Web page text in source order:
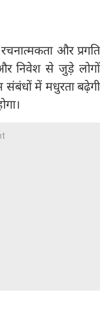
और प्रगति
निवेश से जुड़े लोगों
संबंधों में मधुरता बढ़ेगी